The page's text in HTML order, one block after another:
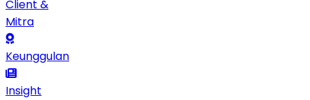
Client &
Mitra
Keunggulan
Insight